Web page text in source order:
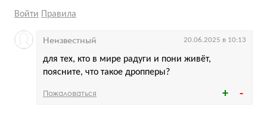
Войти Правила
для тех, кто в мире радуги и пони живёт,
поясните, что такое дропперы?
Неизвестный 20.06.2025 в 10:13
Пожаловаться